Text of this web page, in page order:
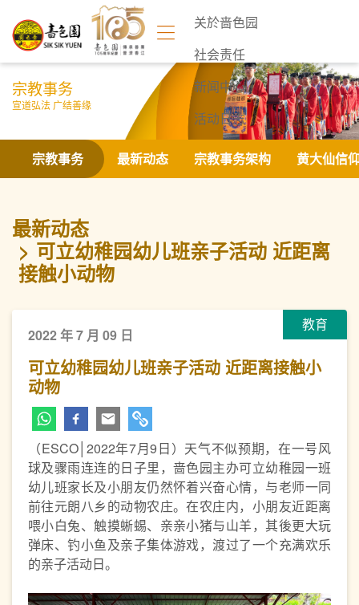
关於啬色园
社会责任
新闻中心
活动日志
联络我们
宗教事务
宣道弘法 广结善缘
宗教事务 最新动态 宗教事务架构 黄大仙信
最新动态
可立幼稚园幼儿班亲子活动 近距离
接触小动物
教育
2022 年 7 月 09 日
可立幼稚园幼儿班亲子活动 近距离接触小
动物
（ESCO│2022年7月9日）天气不似预期，在一号风
球及骤雨连连的日子里，啬色园主办可立幼稚园一班
幼儿班家长及小朋友仍然怀着兴奋心情，与老师一同
前往元朗八乡的动物农庄。在农庄内，小朋友近距离
喂小白兔、触摸蜥蜴、亲亲小猪与山羊，其後更大玩
弹床、钓小鱼及亲子集体游戏，渡过了一个充满欢乐
的亲子活动日。